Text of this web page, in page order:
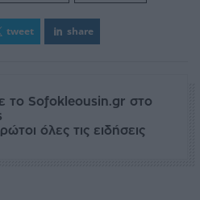
tweet share
το Sofokleousin.gr στο
όλες τις ειδήσεις